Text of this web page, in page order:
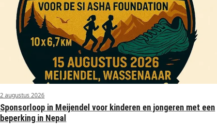
2 augustus 2026
Sponsorloop in Meijendel voor kinderen en jongeren met een
beperking in Nepal